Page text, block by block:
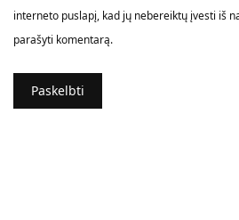
interneto puslapį, kad jų nebereiktų įvesti iš
parašyti komentarą.